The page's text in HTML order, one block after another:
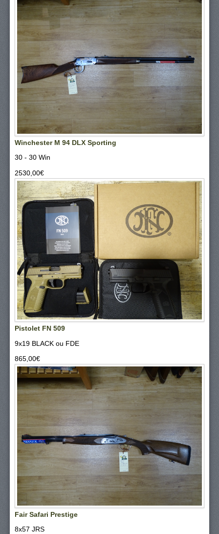
Winchester M 94 DLX Sporting
30 - 30 Win
2530,00‎€
Pistolet FN 509
9x19 BLACK ou FDE
865,00‎€
Fair Safari Prestige
8x57 JRS